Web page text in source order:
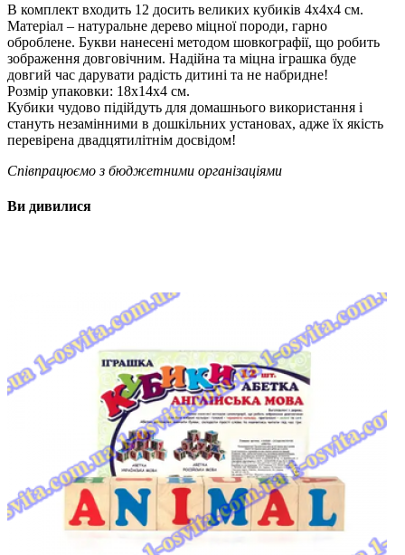
В комплект входить 12 досить великих кубиків 4х4х4 см.
Матеріал – натуральне дерево міцної породи, гарно
оброблене. Букви нанесені методом шовкографії, що робить
зображення довговічним. Надійна та міцна іграшка буде
довгий час дарувати радість дитині та не набридне!
Розмір упаковки: 18х14х4 см.
Кубики чудово підійдуть для домашнього використання і
стануть незамінними в дошкільних установах, адже їх якість
перевірена двадцятилітнім досвідом!
Співпрацюємо з бюджетними організаціями
Ви дивилися